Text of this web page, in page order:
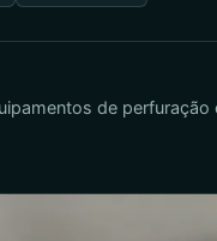
de perfuração